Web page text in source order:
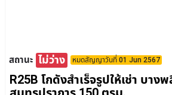
สถานะ ไม่ว่าง หมดสัญญาวันที่ 01 Jun 2567
R25B โกดังสำเร็จรูปให้เช่า บา